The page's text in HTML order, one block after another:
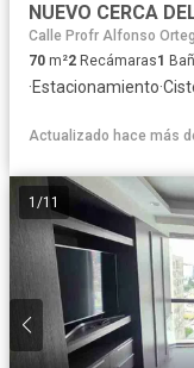
Calle Profr Alfonso
70 m²2 Recámaras1
·Estacionamiento·
Actualizado hace más
1 /11